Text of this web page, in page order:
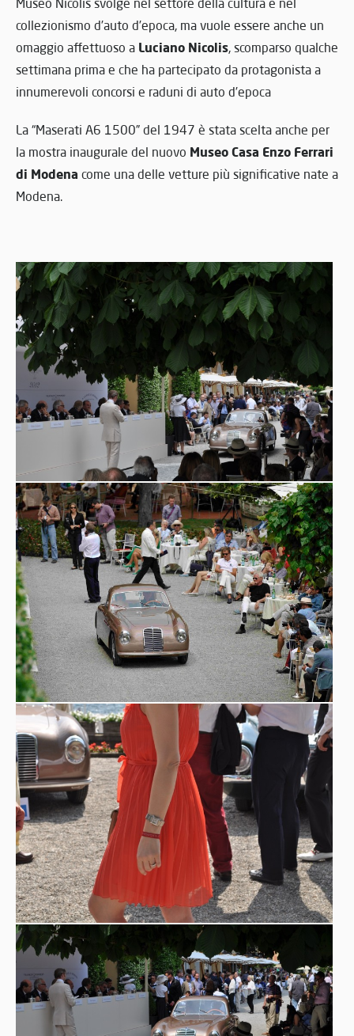
Museo Nicolis svolge nel settore della cultura e nel
collezionismo d’auto d’epoca, ma vuole essere anche un
omaggio affettuoso a Luciano Nicolis, scomparso qualche
settimana prima e che ha partecipato da protagonista a
innumerevoli concorsi e raduni di auto d’epoca
La “Maserati A6 1500” del 1947 è stata scelta anche per
la mostra inaugurale del nuovo Museo Casa Enzo Ferrari
di Modena come una delle vetture più significative nate a
Modena.